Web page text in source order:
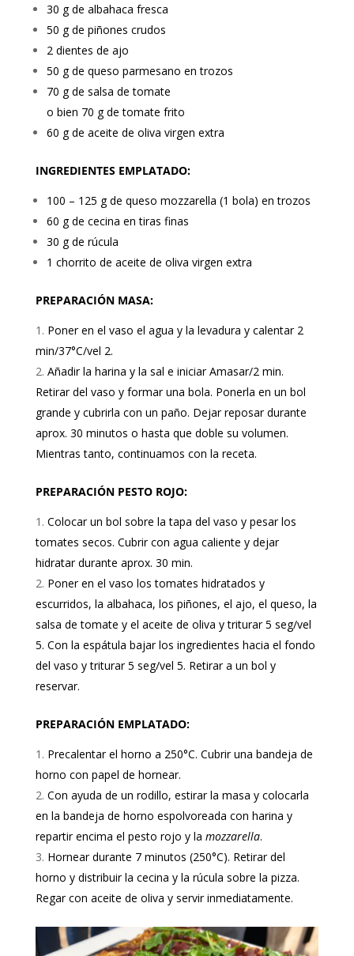
30 g de albahaca fresca
50 g de piñones crudos
2 dientes de ajo
50 g de queso parmesano en trozos
70 g de salsa de tomate
o bien 70 g de tomate frito
60 g de aceite de oliva virgen extra
INGREDIENTES EMPLATADO:
100 – 125 g de queso mozzarella (1 bola) en trozos
60 g de cecina en tiras finas
30 g de rúcula
1 chorrito de aceite de oliva virgen extra
PREPARACIÓN MASA:
Poner en el vaso el agua y la levadura y calentar 2
min/37°C/vel 2.
Añadir la harina y la sal e iniciar Amasar/2 min.
Retirar del vaso y formar una bola. Ponerla en un bol
grande y cubrirla con un paño. Dejar reposar durante
aprox. 30 minutos o hasta que doble su volumen.
Mientras tanto, continuamos con la receta.
PREPARACIÓN PESTO ROJO:
Colocar un bol sobre la tapa del vaso y pesar los
tomates secos. Cubrir con agua caliente y dejar
hidratar durante aprox. 30 min.
Poner en el vaso los tomates hidratados y
escurridos, la albahaca, los piñones, el ajo, el queso, la
salsa de tomate y el aceite de oliva y triturar 5 seg/vel
5. Con la espátula bajar los ingredientes hacia el fondo
del vaso y triturar 5 seg/vel 5. Retirar a un bol y
reservar.
PREPARACIÓN EMPLATADO:
Precalentar el horno a 250°C. Cubrir una bandeja de
horno con papel de hornear.
Con ayuda de un rodillo, estirar la masa y colocarla
en la bandeja de horno espolvoreada con harina y
repartir encima el pesto rojo y la mozzarella.
Hornear durante 7 minutos (250°C). Retirar del
horno y distribuir la cecina y la rúcula sobre la pizza.
Regar con aceite de oliva y servir inmediatamente.